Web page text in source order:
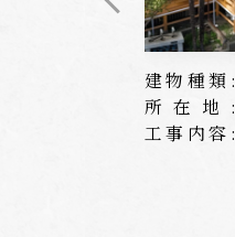
建物種類:
所在地:
工事内容: